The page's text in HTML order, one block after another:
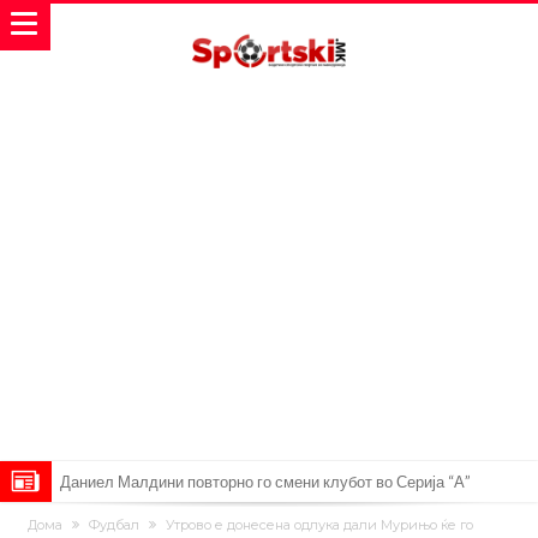
Даниел Малдини повторно го смени клубот во Серија “А”
Аморим донесе одлука: Милан ќе го крати составот
Дома Фудбал
Утрово е донесена одлука дали Мурињо ќе го